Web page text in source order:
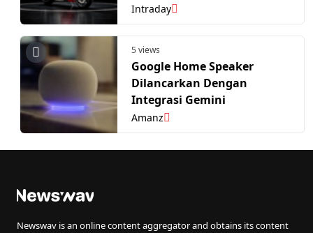
Intraday
5 views
Google Home Speaker
Dilancarkan Dengan
Integrasi Gemini
Amanz
Newswav is an online content aggregator and obtains its content